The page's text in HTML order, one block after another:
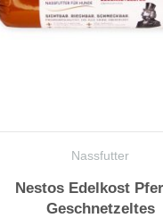
Nassfutter
Nestos Edelkost
Geschnetzeltes